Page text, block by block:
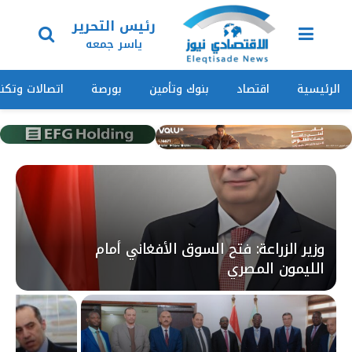
رئيس التحرير
ياسر جمعه
الرئيسية اقتصاد بنوك وتأمين بورصة اتصالات
وزير الزراعة: فتح السوق الأفغاني أمام
الليمون المصري